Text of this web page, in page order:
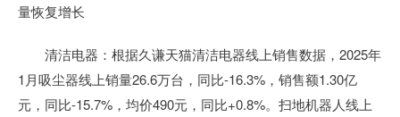
量恢复增长
清洁电器：根据久谦天猫清洁电器线上销售数据，2025年
1月吸尘器线上销量26.6万台，同比-16.3%，销售额1.30亿
元，同比-15.7%，均价490元，同比+0.8%。扫地机器人线上